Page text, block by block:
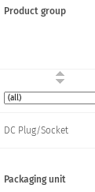
Product group
DC Plug/Socket
Packaging unit